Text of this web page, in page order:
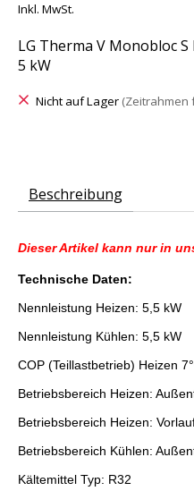
Inkl. MwSt.
LG Therma V Monobloc
5 kW
Nicht auf Lager (Zeitrahmen
Beschreibung
Dieser Artikel kann nur in
Technische Daten:
Nennleistung Heizen: 5,5 kW
Nennleistung Kühlen: 5,5 kW
COP (Teillastbetrieb) Heizen
Betriebsbereich Heizen:
Betriebsbereich Heizen:
Betriebsbereich Kühlen:
Kältemittel Typ: R32